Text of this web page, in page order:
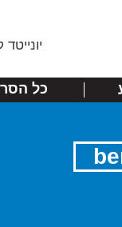
יונייטד
כל